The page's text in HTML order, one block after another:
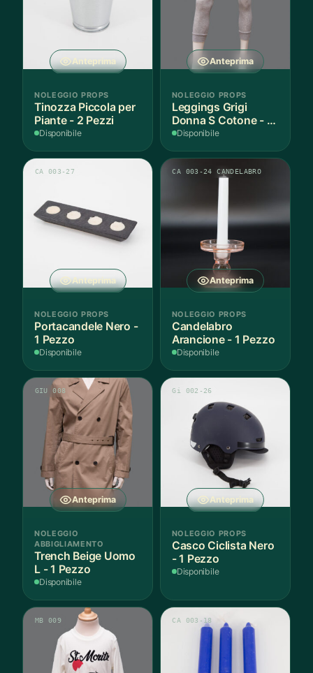
Anteprima
NOLEGGIO PROPS
Tinozza Piccola per
Piante - 2 Pezzi
Disponibile
Anteprima
NOLEGGIO PROPS
Leggings Grigi
Donna S Cotone - 1
Paio
Disponibile
Anteprima
CA 003-27
NOLEGGIO PROPS
Portacandele Nero -
1 Pezzo
Disponibile
Anteprima
CA 003-24 CANDELABRO
NOLEGGIO PROPS
Candelabro
Arancione - 1 Pezzo
Disponibile
Anteprima
GIU 008
NOLEGGIO
ABBIGLIAMENTO
Trench Beige Uomo
L - 1 Pezzo
Disponibile
Anteprima
Gi 002-26
NOLEGGIO PROPS
Casco Ciclista Nero
- 1 Pezzo
Disponibile
MB 009 CA 003-18